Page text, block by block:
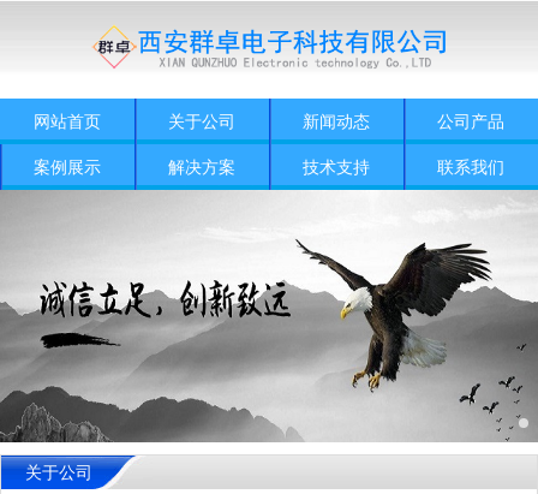
网站首页 关于公司 新闻动态 公司产品
案例展示 解决方案 技术支持 联系我们
关于公司